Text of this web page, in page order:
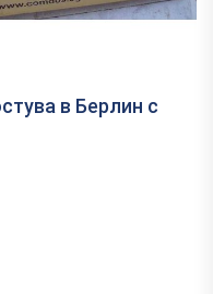
в Берлин с